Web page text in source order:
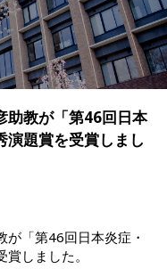
助教が「第46回日本
演題賞を受賞しまし
「第46回日本炎症・
しました。